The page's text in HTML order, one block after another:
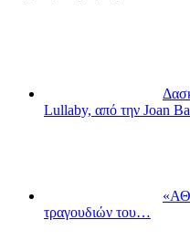
Lullaby, από την Joan
τραγουδιών του…